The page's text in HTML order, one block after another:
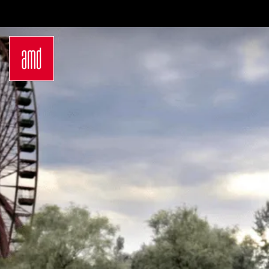
Innenarchitektur
Marken- &
Kommunikationsdesign
Interior Design
Mode Design
Mode &
Designmanagement
Fashion Journalism &
Communication
Sustainability in
Creative Industries
Fashion & Design
Management
Fashion Design
Master
Luxury Management
Generatives Design &
Kosten & Finanzierung
Career Development an
für unsere
Partnerhochschulen
Studieren in
Deutschland
Studyplus
Deinen Campus entdecken
Berlin
Düsseldorf